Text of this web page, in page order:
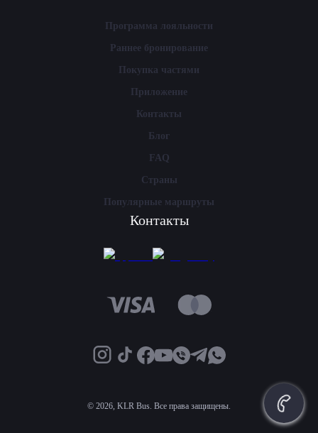
Программа лояльности
Раннее бронирование
Покупка частями
Приложение
Контакты
Блог
FAQ
Страны
Популярные маршруты
Контакты
© 2026, KLR Bus. Все права защищены.